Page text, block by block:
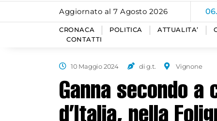
Aggiornato al 7 Agosto 2026
CRONACA POLITICA ATTUALITA’
CONTATTI
10 Maggio 2024 di g.t. Vignone
Ganna secondo